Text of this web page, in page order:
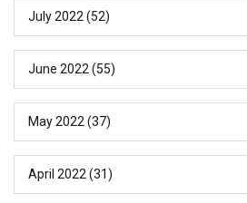
July 2022 (52)
June 2022 (55)
May 2022 (37)
April 2022 (31)